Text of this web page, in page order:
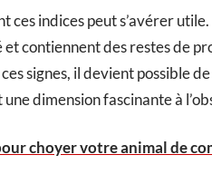
indices peut s’avérer
contiennent des restes de
signes, il devient possible
dimension fascinante à
choyer votre animal de